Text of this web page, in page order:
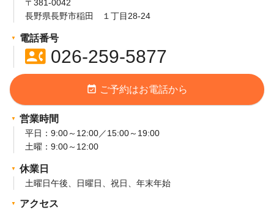
〒381-0042
長野県長野市稲田 １丁目28-24
電話番号
contact_phone026-259-5877
event_available ご予約はお電話から
営業時間
平日：9:00～12:00／15:00～19:00
土曜：9:00～12:00
休業日
土曜日午後、日曜日、祝日、年末年始
アクセス